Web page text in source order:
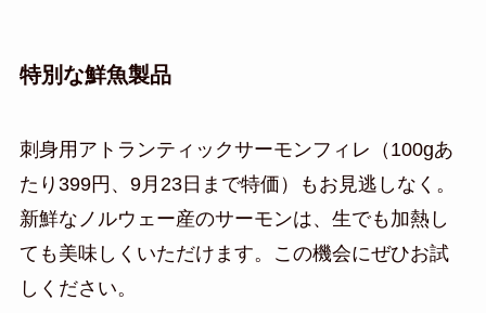
特別な鮮魚製品
刺身用アトランティックサーモンフィレ（100gあ
たり399円、9月23日まで特価）もお見逃しなく。
新鮮なノルウェー産のサーモンは、生でも加熱し
ても美味しくいただけます。この機会にぜひお試
しください。